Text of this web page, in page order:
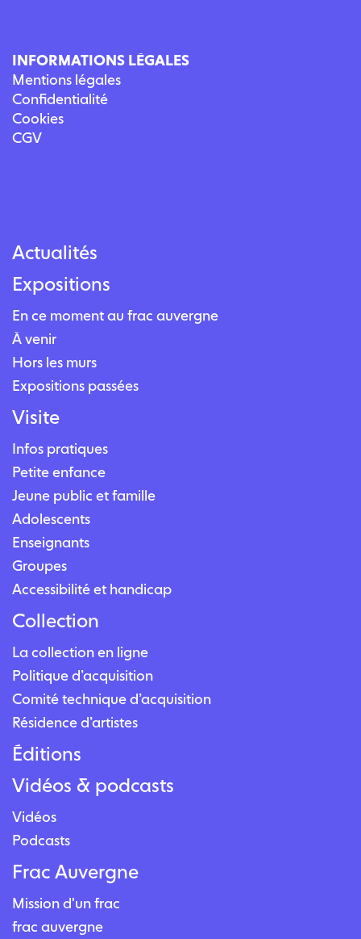
INFORMATIONS LÉGALES
Mentions légales
Confidentialité
Cookies
CGV
Actualités
Expositions
En ce moment au frac auvergne
À venir
Hors les murs
Expositions passées
Visite
Infos pratiques
Petite enfance
Jeune public et famille
Adolescents
Enseignants
Groupes
Accessibilité et handicap
Collection
La collection en ligne
Politique d’acquisition
Comité technique d’acquisition
Résidence d’artistes
Éditions
Vidéos & podcasts
Vidéos
Podcasts
Frac Auvergne
Mission d'un frac
frac auvergne